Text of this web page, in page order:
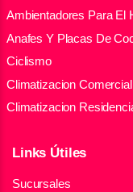
Ambientadores Para El
Anafes Y Placas De
Ciclismo
Climatizacion Comercial
Climatizacion
Links Útiles
Sucursales